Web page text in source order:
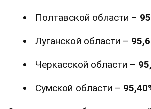
Полтавской области –
Луганской области –
Черкасской области –
Сумской области –